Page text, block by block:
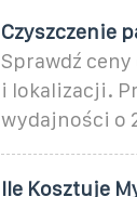
Czyszczenie
Sprawdź
i lokalizacji.
wydajności o
Ile Kosztuje